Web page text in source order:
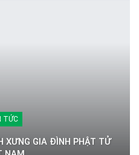
TỨC
XƯNG GIA ĐÌNH PHẬT TỬ